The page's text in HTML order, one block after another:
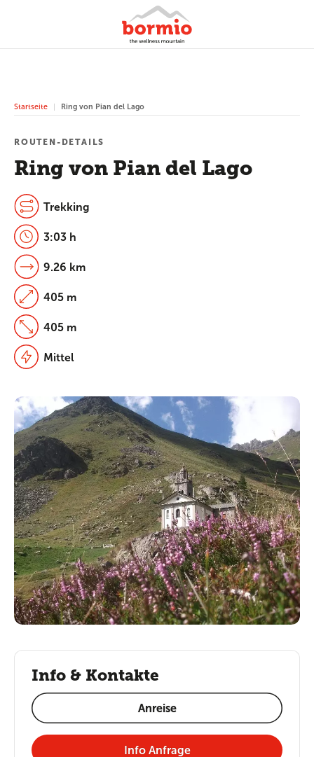
Startseite Ring von Pian del Lago
Ring von Pian del Lago
ROUTEN-DETAILS
Trekking
3:03 h
9.26 km
405 m
405 m
Mittel
Info & Kontakte
Anreise
Info Anfrage